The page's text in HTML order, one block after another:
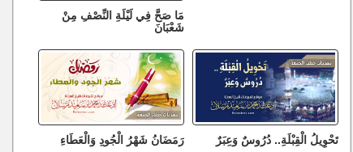
مَا صَحَّ فِي لَيْلَةِ النِّصْفِ مِنْ
شَعْبَانَ
تَحْوِيلُ الْقِبْلَةِ.. دُرُوسٌ وَعِبَرٌ رَمَضَانُ شَهْرُ الْجُودِ وَالْعَطَاءِ